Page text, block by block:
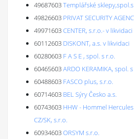
49687603Templářské
49826603 PRIVAT SECURITY
49971603CENTER, s.r.o.- v likvidaci
60112603 DISKONT, a.s. v likvidaci
60280603 F A S E , spol. s r.o.
60465603ARDO KERAMIKA, spol.
60488603 FASCO plus, s.r.o.
60714603 BEL Sýry Česko a.s.
60743603 HHW - Hommel
CZ/SK, s.r.o.
60934603ORSYM s.r.o.